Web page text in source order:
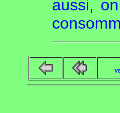
aussi,